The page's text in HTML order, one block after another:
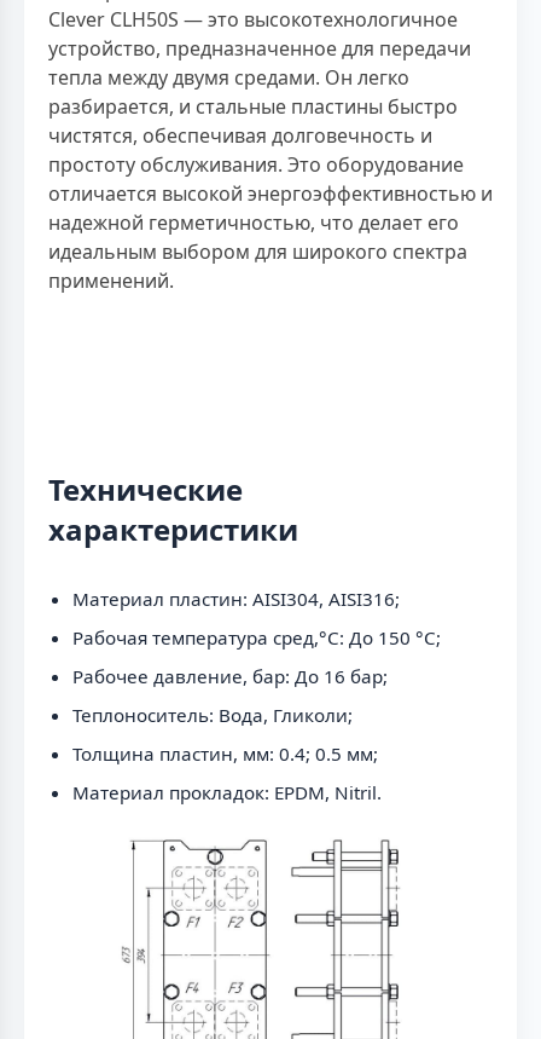
Clever CLH50S — это высокотехнологичное
устройство, предназначенное для передачи
тепла между двумя средами. Он легко
разбирается, и стальные пластины быстро
чистятся, обеспечивая долговечность и
простоту обслуживания. Это оборудование
отличается высокой энергоэффективностью и
надежной герметичностью, что делает его
идеальным выбором для широкого спектра
применений.
Технические
характеристики
Материал пластин: AISI304, AISI316;
Рабочая температура сред,°С: До 150 °С;
Рабочее давление, бар: До 16 бар;
Теплоноситель: Вода, Гликоли;
Толщина пластин, мм: 0.4; 0.5 мм;
Материал прокладок: EPDM, Nitril.